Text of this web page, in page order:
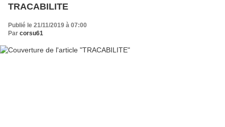
TRACABILITE
Publié le 21/11/2019 à 07:00
Par corsu61